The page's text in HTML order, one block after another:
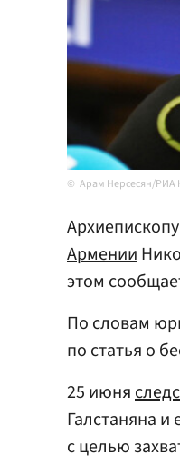
Арам Нерсесян/РИА
Архиепископу
Армении
этом
По словам
по статья о
25 июня
Галстаняна и
с целью